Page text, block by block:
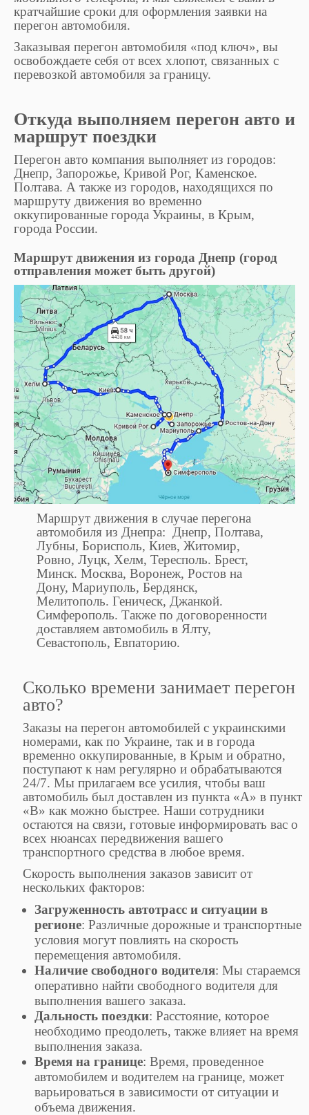
кратчайшие сроки для оформления заявки на
перегон автомобиля.
Заказывая перегон автомобиля «под ключ», вы
освобождаете себя от всех хлопот, связанных с
перевозкой автомобиля за границу.
Откуда выполняем перегон авто и
маршрут поездки
Перегон авто компания выполняет из городов:
Днепр, Запорожье, Кривой Рог, Каменское.
Полтава. А также из городов, находящихся по
маршруту движения во временно
оккупированные города Украины, в Крым,
города России.
Маршрут движения из города Днепр (город
отправления может быть другой)
Маршрут движения в случае перегона
автомобиля из Днепра: Днепр, Полтава,
Лубны, Борисполь, Киев, Житомир,
Ровно, Луцк, Хелм, Тересполь. Брест,
Минск. Москва, Воронеж, Ростов на
Дону, Мариуполь, Бердянск,
Мелитополь. Геническ, Джанкой.
Симферополь. Также по договоренности
доставляем автомобиль в Ялту,
Севастополь, Евпаторию.
Сколько времени занимает перегон
авто?
Заказы на перегон автомобилей с украинскими
номерами, как по Украине, так и в города
временно оккупированные, в Крым и обратно,
поступают к нам регулярно и обрабатываются
24/7. Мы прилагаем все усилия, чтобы ваш
автомобиль был доставлен из пункта «А» в пункт
«В» как можно быстрее. Наши сотрудники
остаются на связи, готовые информировать вас о
всех нюансах передвижения вашего
транспортного средства в любое время.
Скорость выполнения заказов зависит от
нескольких факторов:
Загруженность автотрасс и ситуации в
регионе: Различные дорожные и транспортные
условия могут повлиять на скорость
перемещения автомобиля.
Наличие свободного водителя: Мы стараемся
оперативно найти свободного водителя для
выполнения вашего заказа.
Дальность поездки: Расстояние, которое
необходимо преодолеть, также влияет на время
выполнения заказа.
Время на границе: Время, проведенное
автомобилем и водителем на границе, может
варьироваться в зависимости от ситуации и
объема движения.